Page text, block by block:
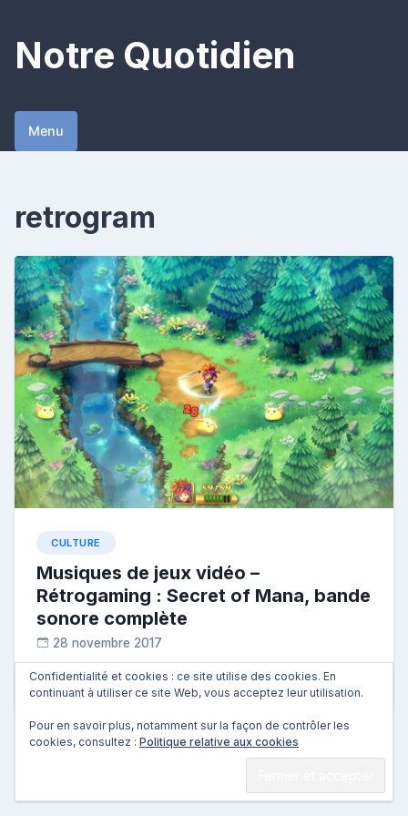
content
Notre Quotidien
Menu
retrogram
CULTURE
Musiques de jeux vidéo –
Rétrogaming : Secret of Mana, bande
sonore complète
28 novembre 2017
R
e
p
o
s
Les japonais ont sauvé notre enfance.
Confidentialité et cookies : ce site utilise des cookies. En
continuant à utiliser ce site Web, vous acceptez leur utilisation.
Pour en savoir plus, notamment sur la façon de contrôler les
cookies, consultez : Politique relative aux cookies